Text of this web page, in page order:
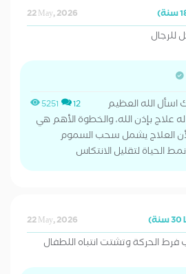
22 May, 2026
للرجال
5251 12
اسأل الله العظيم
علاج بإذن الله، والخطوة الأهم هي
العلاج يشمل سحب السموم
الحياة لتقليل الانتكاس
22 May, 2026
الحركة وتشتت انتباه اللطفال